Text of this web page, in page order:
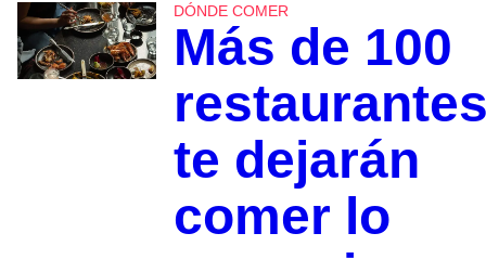
DÓNDE COMER
Más de 100
te dejarán
comer lo